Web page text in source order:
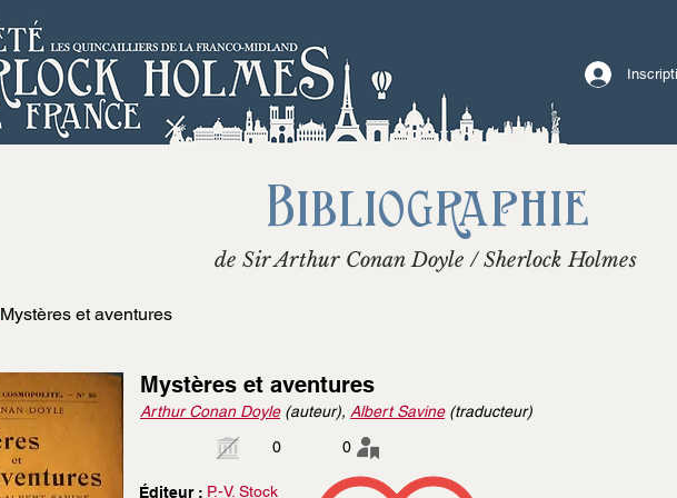
Bibliographie
de Sir Arthur Conan Doyle / Sherlock Holmes
Mystères et aventures
Mystères et aventures
Arthur Conan Doyle(auteur), Albert Savine(traducteur)
0
0
Éditeur : P.-V. Stock